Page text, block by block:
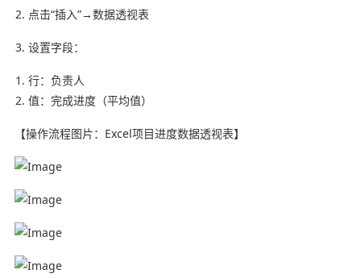
点击“插入”→数据透视表
设置字段：
行：负责人
值：完成进度（平均值）
【操作流程图片：Excel项目进度数据透视表】